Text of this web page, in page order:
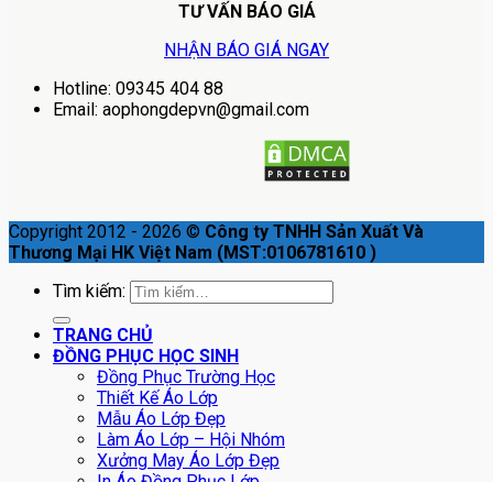
TƯ VẤN BÁO GIÁ
NHẬN BÁO GIÁ NGAY
Hotline: 09345 404 88
Email: aophongdepvn@gmail.com
Copyright 2012 - 2026 © Công ty TNHH Sản Xuất Và
Thương Mại HK Việt Nam (MST:0106781610 )
Tìm kiếm:
TRANG CHỦ
ĐỒNG PHỤC HỌC SINH
Đồng Phục Trường Học
Thiết Kế Áo Lớp
Mẫu Áo Lớp Đẹp
Làm Áo Lớp – Hội Nhóm
Xưởng May Áo Lớp Đẹp